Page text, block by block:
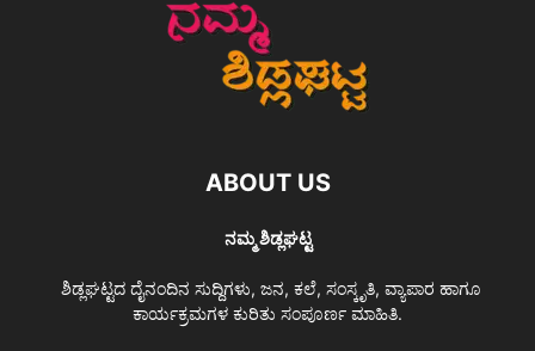
ABOUT US
ನಮ್ಮ ಶಿಡ್ಲಘಟ್ಟ
ಶಿಡ್ಲಘಟ್ಟದ ದೈನಂದಿನ ಸುದ್ದಿಗಳು, ಜನ, ಕಲೆ, ಸಂಸ್ಕೃತಿ, ವ್ಯಾಪಾರ ಹಾಗೂ
ಕಾರ್ಯಕ್ರಮಗಳ ಕುರಿತು ಸಂಪೂರ್ಣ ಮಾಹಿತಿ.